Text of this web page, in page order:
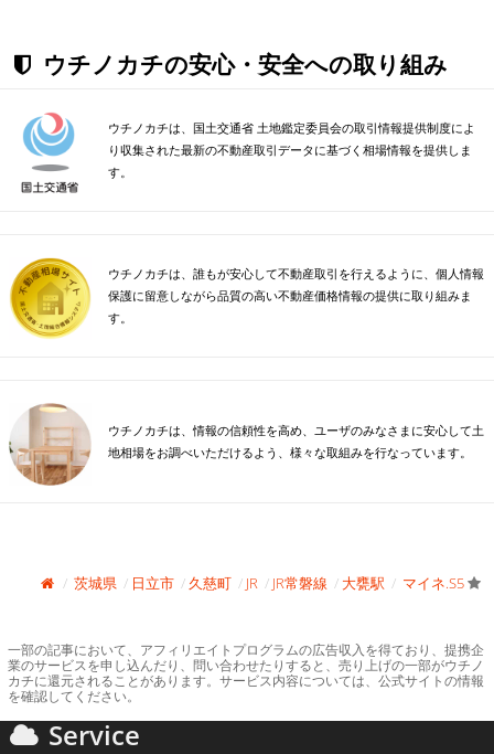
ウチノカチの安心・安全への取り組み
ウチノカチは、国土交通省 土地鑑定委員会の取引情報提供制度によ
り収集された最新の不動産取引データに基づく相場情報を提供しま
す。
ウチノカチは、誰もが安心して不動産取引を行えるように、個人情報
保護に留意しながら品質の高い不動産価格情報の提供に取り組みま
す。
ウチノカチは、情報の信頼性を高め、ユーザのみなさまに安心して土
地相場をお調べいただけるよう、様々な取組みを行なっています。
茨城県 日立市 久慈町 JR JR常磐線 大甕駅 マイネ.S5
一部の記事において、アフィリエイトプログラムの広告収入を得ており、提携企
業のサービスを申し込んだり、問い合わせたりすると、売り上げの一部がウチノ
カチに還元されることがあります。サービス内容については、公式サイトの情報
を確認してください。
Service